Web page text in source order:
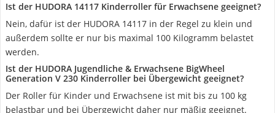
Ist der HUDORA 14117 Kinderroller für Erwachsene geeignet?
Nein, dafür ist der HUDORA 14117 in der Regel zu klein und
außerdem sollte er nur bis maximal 100 Kilogramm belastet
werden.
Ist der HUDORA Jugendliche & Erwachsene BigWheel
Generation V 230 Kinderroller bei Übergewicht geeignet?
Der Roller für Kinder und Erwachsene ist mit bis zu 100 kg
belastbar und bei Übergewicht daher nur mäßig geeignet.